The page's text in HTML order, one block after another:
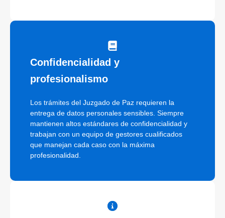
Confidencialidad y
profesionalismo
Los trámites del Juzgado de Paz requieren la
entrega de datos personales sensibles. Siempre
mantienen altos estándares de confidencialidad y
trabajan con un equipo de gestores cualificados
que manejan cada caso con la máxima
profesionalidad.